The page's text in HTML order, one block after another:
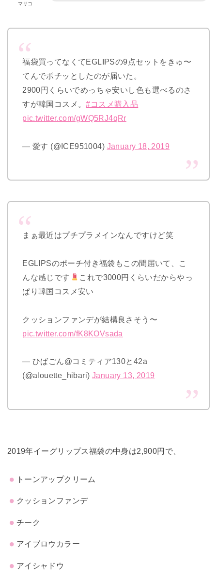
マリコ
福袋買ってなくてEGLIPSの9点セットをきゅ〜
てんでポチッとしたのが届いた。
2900円くらいでめっちゃ安いし色も選べるのさ
すが韓国コスメ。#コスメ購入品
pic.twitter.com/gWQ5RJ4qRr
— 愛す (@ICE951004) January 18, 2019
まぁ最近はプチプラメインなんですけど笑
EGLIPSのポーチ付き福袋もこの間届いて、こ
んな感じです
これで3000円くらいだからやっ
ぱり韓国コスメ安い
クッションファンデが結構良さそう〜
pic.twitter.com/fK8KOVsada
— ひばごん@コミティア130と42a
(@alouette_hibari) January 13, 2019
2019年イーグリップス福袋の中身は2,900円で、
トーンアップクリーム
クッションファンデ
チーク
アイブロウカラー
アイシャドウ